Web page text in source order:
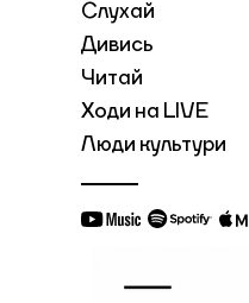
Слухай
Дивись
Читай
Ходи на LIVE
Люди культури